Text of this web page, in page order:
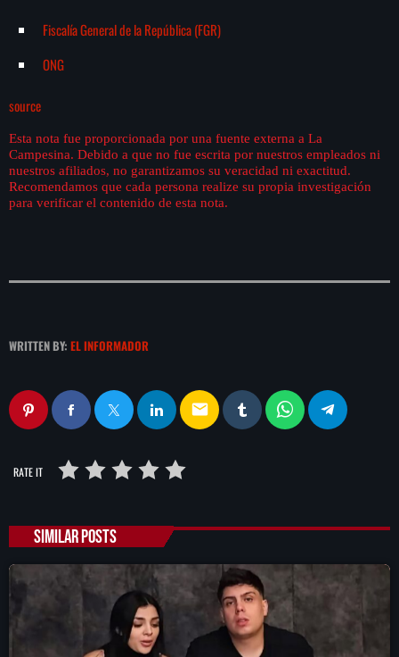
Fiscalía General de la República (FGR)
ONG
source
Esta nota fue proporcionada por una fuente externa a La
Campesina. Debido a que no fue escrita por nuestros empleados ni
nuestros afiliados, no garantizamos su veracidad ni exactitud.
Recomendamos que cada persona realize su propia investigación
para verificar el contenido de esta nota.
WRITTEN BY: EL INFORMADOR
email
RATE IT
SIMILAR POSTS